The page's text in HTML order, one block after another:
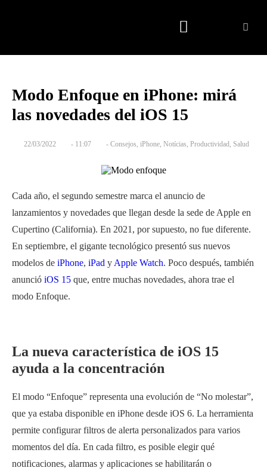
Modo Enfoque en iPhone: mirá
las novedades del iOS 15
22/03/2022 - 11:07 - Consejos iPhone Notícias Productividad Salud
Cada año, el segundo semestre marca el anuncio de
lanzamientos y novedades que llegan desde la sede de Apple en
Cupertino (California). En 2021, por supuesto, no fue diferente.
En septiembre, el gigante tecnológico presentó sus nuevos
modelos de iPhone, iPad y Apple Watch. Poco después, también
anunció iOS 15 que, entre muchas novedades, ahora trae el
modo Enfoque.
La nueva característica de iOS 15
ayuda a la concentración
El modo “Enfoque” representa una evolución de “No molestar”,
que ya estaba disponible en iPhone desde iOS 6. La herramienta
permite configurar filtros de alerta personalizados para varios
momentos del día. En cada filtro, es posible elegir qué
notificaciones, alarmas y aplicaciones se habilitarán o